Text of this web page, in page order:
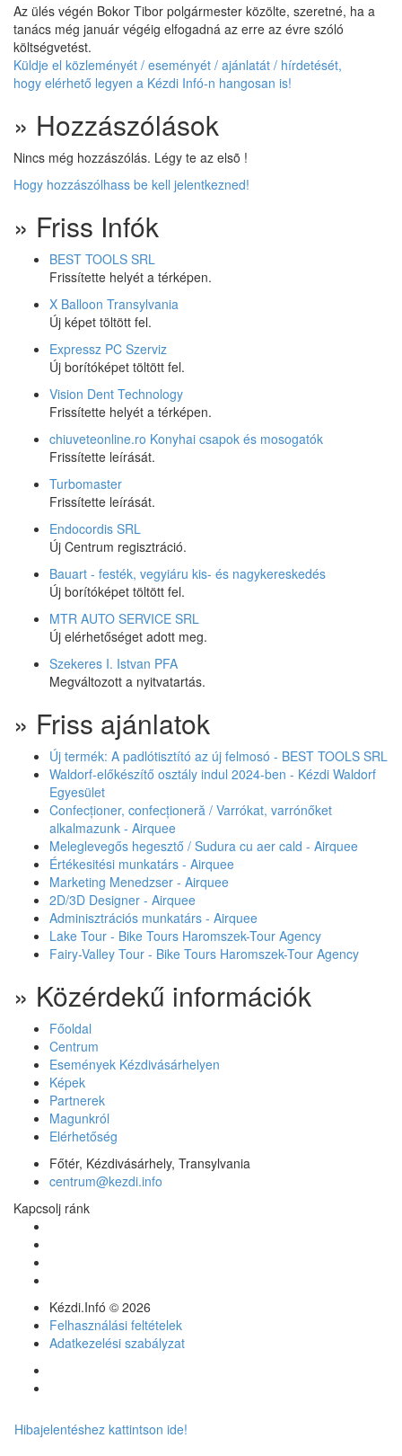
Az ülés végén Bokor Tibor polgármester közölte, szeretné, ha a
tanács még január végéig elfogadná az erre az évre szóló
költségvetést.
Küldje el közleményét / eseményét / ajánlatát / hírdetését,
hogy elérhető legyen a Kézdi Infó-n hangosan is!
» Hozzászólások
Nincs még hozzászólás. Légy te az elsõ !
Hogy hozzászólhass be kell jelentkezned!
» Friss Infók
BEST TOOLS SRL
Frissítette helyét a térképen.
X Balloon Transylvania
Új képet töltött fel.
Expressz PC Szerviz
Új borítóképet töltött fel.
Vision Dent Technology
Frissítette helyét a térképen.
chiuveteonline.ro Konyhai csapok és mosogatók
Frissítette leírását.
Turbomaster
Frissítette leírását.
Endocordis SRL
Új Centrum regisztráció.
Bauart - festék, vegyiáru kis- és nagykereskedés
Új borítóképet töltött fel.
MTR AUTO SERVICE SRL
Új elérhetőséget adott meg.
Szekeres I. Istvan PFA
Megváltozott a nyitvatartás.
» Friss ajánlatok
Új termék: A padlótisztító az új felmosó - BEST TOOLS SRL
Waldorf-előkészítő osztály indul 2024-ben - Kézdi Waldorf
Egyesület
Confecționer, confecționeră / Varrókat, varrónőket
alkalmazunk - Airquee
Meleglevegős hegesztő / Sudura cu aer cald - Airquee
Értékesitési munkatárs - Airquee
Marketing Menedzser - Airquee
2D/3D Designer - Airquee
Adminisztrációs munkatárs - Airquee
Lake Tour - Bike Tours Haromszek-Tour Agency
Fairy-Valley Tour - Bike Tours Haromszek-Tour Agency
» Közérdekű információk
Főoldal
Centrum
Események Kézdivásárhelyen
Képek
Partnerek
Magunkról
Elérhetőség
Főtér, Kézdivásárhely, Transylvania
centrum@kezdi.info
Kapcsolj ránk
Kézdi.Infó © 2026
Felhasználási feltételek
Adatkezelési szabályzat
Hibajelentéshez kattintson ide!